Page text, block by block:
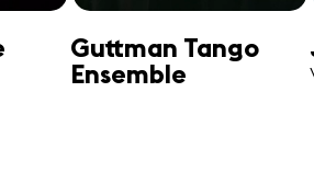
José-Daniel
Castellon